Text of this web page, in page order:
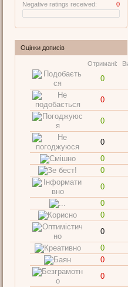
Negative ratings received:
0
Оцінки дописів
Отримані:
0
0
0
0
0
0
0
0
0
0
0
0
0